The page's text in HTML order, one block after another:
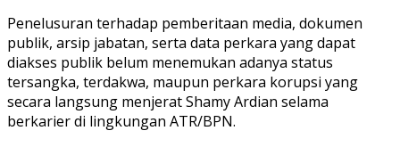
Penelusuran terhadap pemberitaan media, dokumen
publik, arsip jabatan, serta data perkara yang dapat
diakses publik belum menemukan adanya status
tersangka, terdakwa, maupun perkara korupsi yang
secara langsung menjerat Shamy Ardian selama
berkarier di lingkungan ATR/BPN.